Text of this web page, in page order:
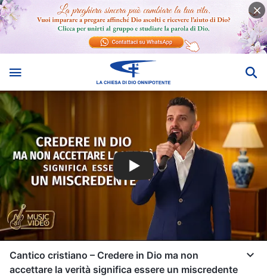
Cantico cristiano – Credere in Dio ma non
accettare la verità significa essere un miscredente